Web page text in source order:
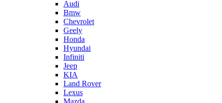
Audi
Bmw
Chevrolet
Geely
Honda
Hyundai
Infiniti
Jeep
KIA
Land Rover
Lexus
Mazda